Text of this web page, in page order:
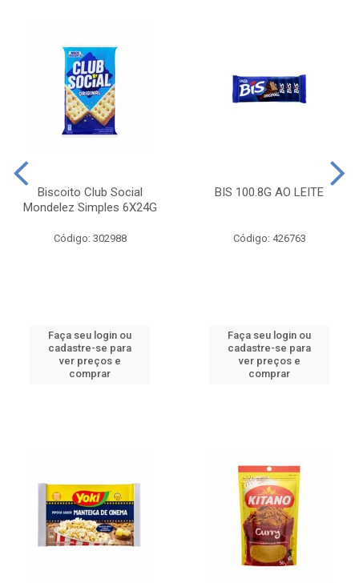
Biscoito Club Social
Mondelez Simples 6X24G
Código: 302988
Faça seu login ou
cadastre-se para
ver preços e
comprar
BIS 100.8G AO LEITE
Código: 426763
Faça seu login ou
cadastre-se para
ver preços e
comprar